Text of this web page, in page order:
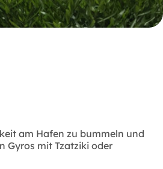
am Hafen zu bummeln und
Gyros mit Tzatziki oder